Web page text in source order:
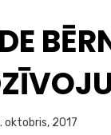
oktobris, 2017